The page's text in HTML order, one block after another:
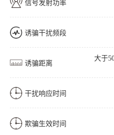
信号发射功率
诱骗干扰频段
诱骗距离
大于
干扰响应时间
欺骗生效时间